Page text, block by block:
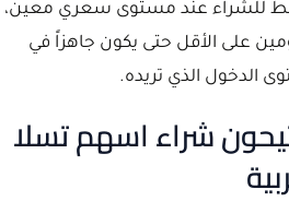
للشراء عند مستوى سعري معين،
على الأقل حتى يكون جاهزاً في
الدخول الذي تريده.
شراء اسهم تسلا